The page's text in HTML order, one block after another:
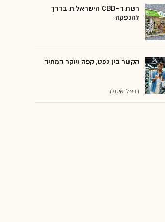
רשת ה-CBD הישראלית בדרך
להנפקה
הקשר בין נפט, קפה ויוקר המחיה
דניאל איסלר